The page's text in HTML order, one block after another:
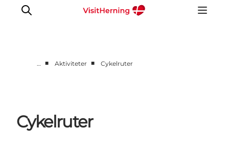
Kunstlandet
Se og oplev
… ■ Aktiviteter ■ Cykelruter
Cykelruter